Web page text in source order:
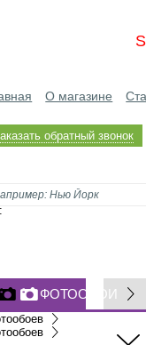
О магазине
обратный звонок
ФОТООБОИ